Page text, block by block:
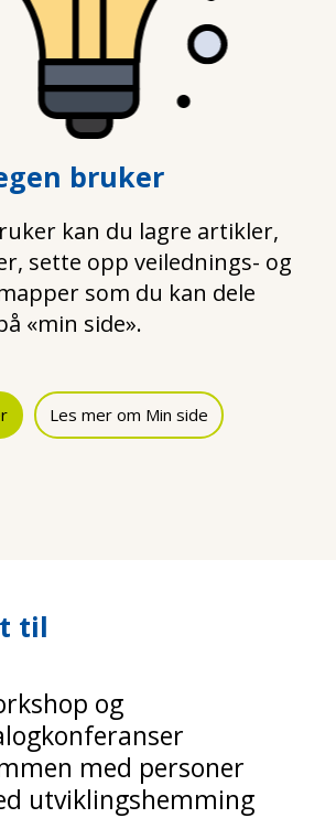
bruker
kan du lagre artikler,
sette opp veilednings- og
som du kan dele
«min side».
Les mer om Min side
til
og
med personer
utviklingshemming